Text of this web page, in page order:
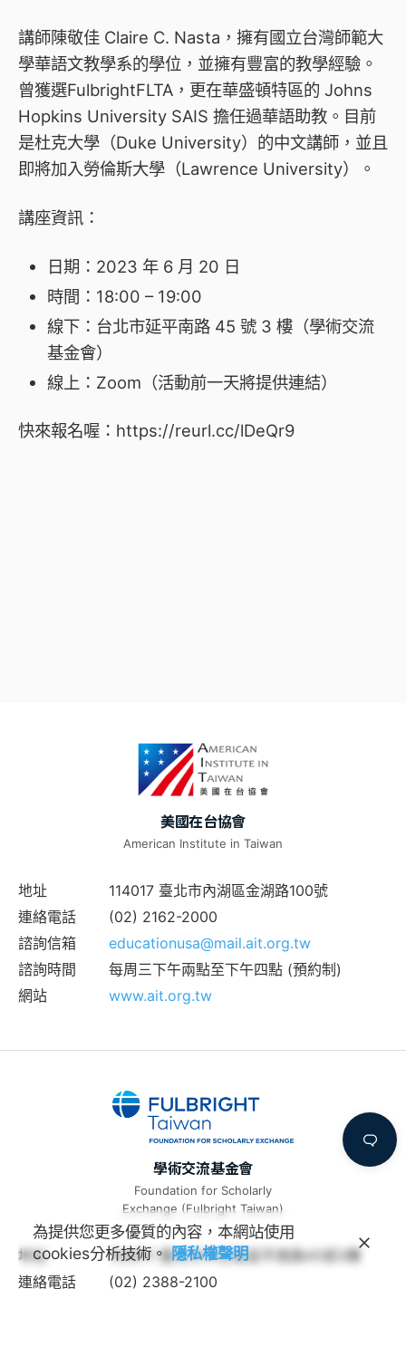
講師陳敬佳 Claire C. Nasta，擁有國立台灣師範大
學華語文教學系的學位，並擁有豐富的教學經驗。
曾獲選FulbrightFLTA，更在華盛頓特區的 Johns
Hopkins University SAIS 擔任過華語助教。目前
是杜克大學（Duke University）的中文講師，並且
即將加入勞倫斯大學（Lawrence University）。
講座資訊：
日期：2023 年 6 月 20 日
時間：18:00 – 19:00
線下：台北市延平南路 45 號 3 樓（學術交流
基金會）
線上：Zoom（活動前一天將提供連結）
快來報名喔：https://reurl.cc/lDeQr9
美國在台協會
American Institute in Taiwan
地址
114017 臺北市內湖區金湖路100號
連絡電話
(02) 2162-2000
諮詢信箱
educationusa@mail.ait.org.tw
諮詢時間
每周三下午兩點至下午四點 (預約制)
網站
www.ait.org.tw
學術交流基金會
Foundation for Scholarly
Exchange (Fulbright Taiwan)
地址
100011 臺北市中正區延平南路45號3樓
連絡電話
(02) 2388-2100
為提供您更多優質的內容，本網站使用
cookies分析技術。隱私權聲明